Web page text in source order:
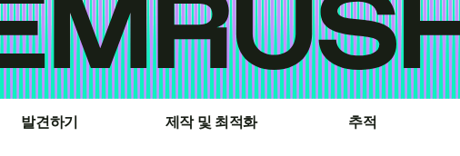
발견하기 제작 및 최적화 추적